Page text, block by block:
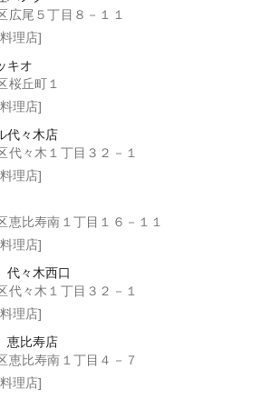
広尾５丁目８－１１
理店]
キオ
桜丘町１
理店]
代々木店
代々木１丁目３２－１
理店]
恵比寿南１丁目１６－１１
理店]
々木西口
代々木１丁目３２－１
理店]
比寿店
恵比寿南１丁目４－７
理店]